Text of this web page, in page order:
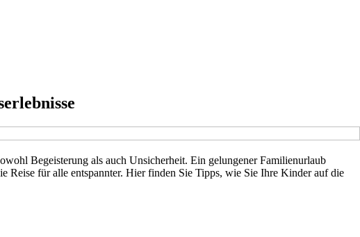
Begeisterung als auch Unsicherheit. Ein gelungener Familienurlaub
Reise für alle entspannter. Hier finden Sie Tipps, wie Sie Ihre Kinder auf die